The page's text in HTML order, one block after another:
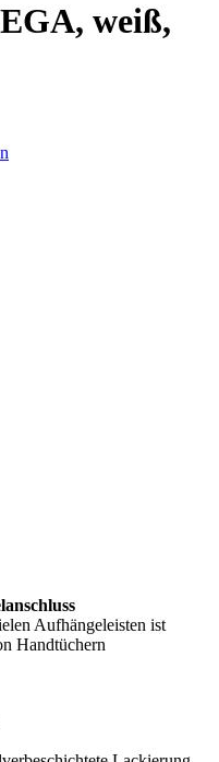
weiß,
Aufhängeleisten ist
Handtüchern